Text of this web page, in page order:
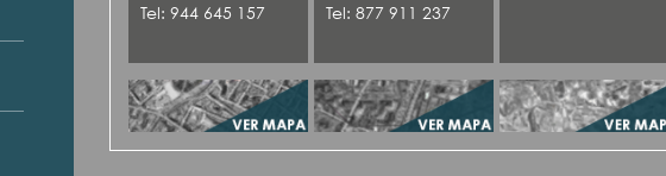
Tel: 944 645 157
Tel: 877 911 237